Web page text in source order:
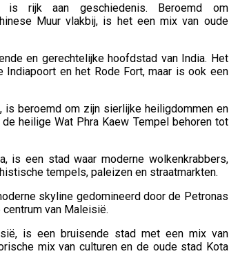
rijk aan geschiedenis. Beroemd om
Muur vlakbij, is het een mix van oude
en gerechtelijke hoofdstad van India. Het
en het Rode Fort, maar is ook een
is beroemd om zijn sierlijke heiligdommen en
heilige Wat Phra Kaew Tempel behoren tot
is een stad waar moderne wolkenkrabbers,
tempels, paleizen en straatmarkten.
skyline gedomineerd door de Petronas
van Maleisië.
is een bruisende stad met een mix van
mix van culturen en de oude stad Kota